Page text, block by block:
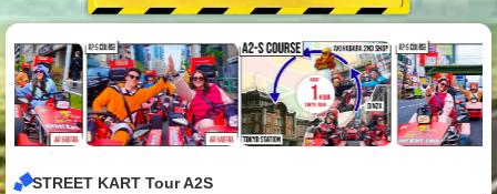
STREET KART Tour A2S